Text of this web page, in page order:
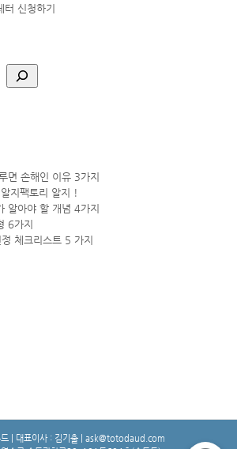
터 신청하기
면 손해인 이유 3가지
지팩토리 알지 !
알아야 할 개념 4가지
6가지
체크리스트 5 가지
드 | 대표이사 : 김기출 | ask@totodaud.com